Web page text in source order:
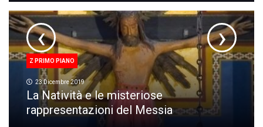
Z PRIMO PIANO
23 Dicembre 2019
La Natività e le misteriose
rappresentazioni del Messia
‹ ›